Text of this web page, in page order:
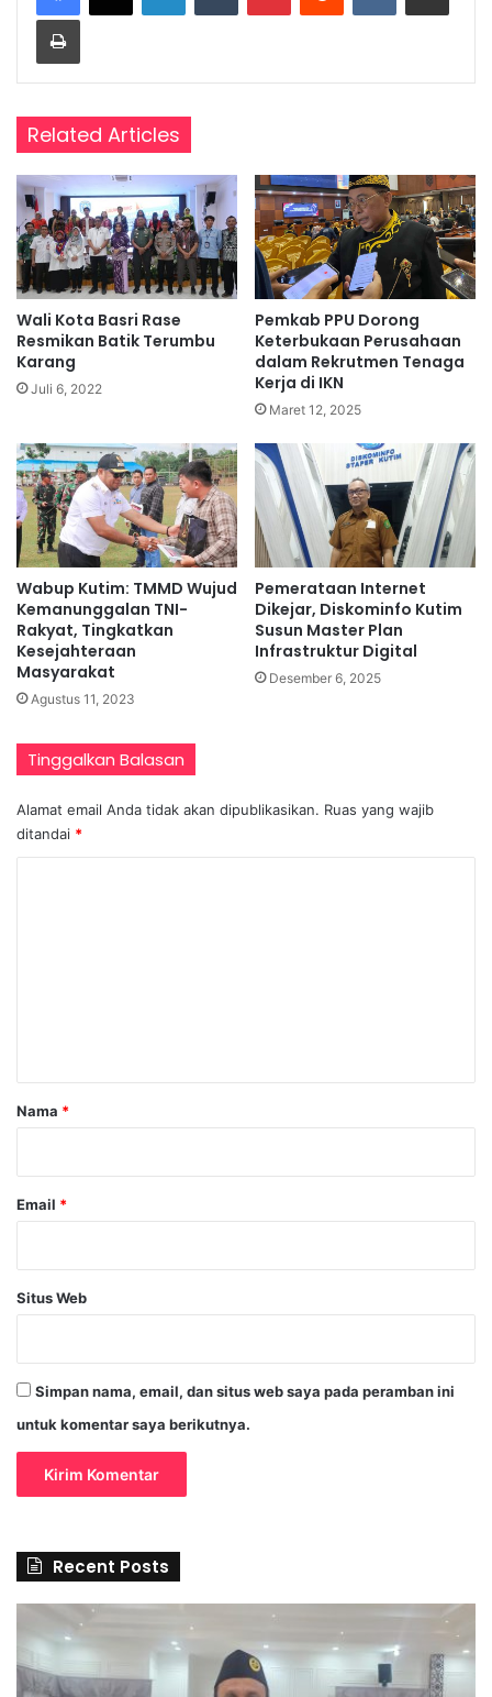
Related Articles
Wali Kota Basri Rase
Resmikan Batik Terumbu
Karang
Juli 6, 2022
Pemkab PPU Dorong
Keterbukaan Perusahaan
dalam Rekrutmen Tenaga
Kerja di IKN
Maret 12, 2025
Wabup Kutim: TMMD Wujud
Kemanunggalan TNI-
Rakyat, Tingkatkan
Kesejahteraan
Masyarakat
Agustus 11, 2023
Pemerataan Internet
Dikejar, Diskominfo Kutim
Susun Master Plan
Infrastruktur Digital
Desember 6, 2025
Tinggalkan Balasan
Alamat email Anda tidak akan dipublikasikan. Ruas yang wajib
ditandai *
r
Nama *
Email *
Situs Web
Simpan nama, email, dan situs web saya pada peramban ini
untuk komentar saya berikutnya.
Recent Posts